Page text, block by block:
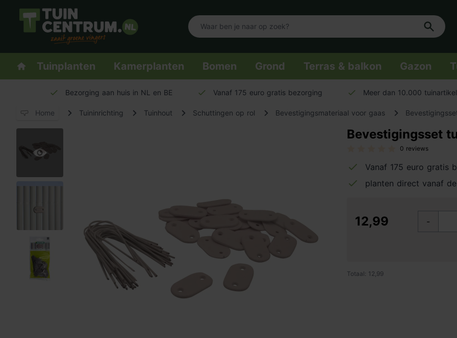
Logo Tuincentrum.nl
Homepage
Tuinplanten Kamerplanten Bomen Grond Terras & balkon Gazon
Bezorging aan huis in NL en BE Vanaf 175 euro gratis bezorging Meer dan 10.000
Home Tuininrichting Tuinhout Schuttingen op rol Bevestigingsmateriaal voor gaas
Bevestigingsset
0 reviews
Vanaf 175 euro gratis
planten direct vanaf
12,99 -
Totaal: 12,99